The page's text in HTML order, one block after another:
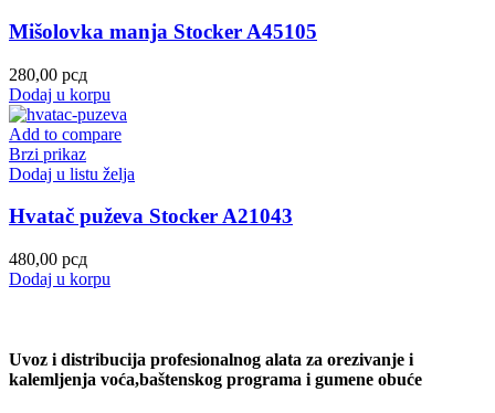
Mišolovka manja Stocker A45105
280,00 рсд
Dodaj u korpu
Add to compare
Brzi prikaz
Dodaj u listu želja
Hvatač puževa Stocker A21043
480,00 рсд
Dodaj u korpu
Uvoz i distribucija profesionalnog alata za orezivanje i
kalemljenja voća,baštenskog programa i gumene obuće